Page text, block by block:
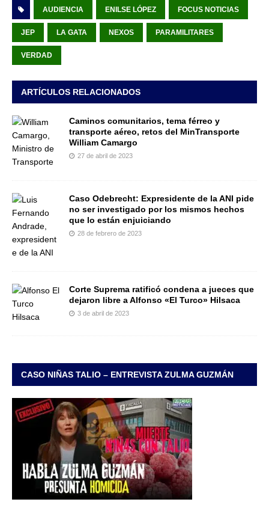
AUDIENCIA ENILSE LÓPEZ FOCUS NOTICIAS
JEP LA GATA NEXOS PARAMILITARES
VERDAD
ARTÍCULOS RELACIONADOS
Caminos comunitarios, tema férreo y
transporte aéreo, retos del MinTransporte
William Camargo
27 de abril de 2023
Caso Odebrecht: Expresidente de la ANI pide
no ser investigado por los mismos hechos
que lo están enjuiciando
28 de febrero de 2023
Corte Suprema ratificó condena a jueces que
dejaron libre a Alfonso «El Turco» Hilsaca
3 de abril de 2023
CASO NIÑAS TALIO – ENTREVISTA ZULMA GUZMÁN